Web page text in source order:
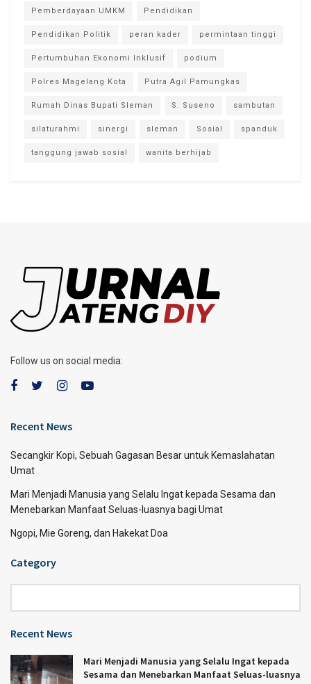
Pemberdayaan UMKM Pendidikan
Pendidikan Politik peran kader permintaan tinggi
Pertumbuhan Ekonomi Inklusif podium
Polres Magelang Kota Putra Agil Pamungkas
Rumah Dinas Bupati Sleman S. Suseno sambutan
silaturahmi sinergi sleman Sosial spanduk
tanggung jawab sosial wanita berhijab
Follow us on social media:
Recent News
Secangkir Kopi, Sebuah Gagasan Besar untuk Kemaslahatan
Umat
Mari Menjadi Manusia yang Selalu Ingat kepada Sesama dan
Menebarkan Manfaat Seluas-luasnya bagi Umat
Ngopi, Mie Goreng, dan Hakekat Doa
Category
Recent News
Mari Menjadi Manusia yang Selalu Ingat kepada
Sesama dan Menebarkan Manfaat Seluas-luasnya